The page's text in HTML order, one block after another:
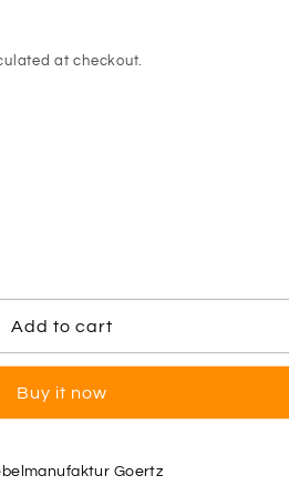
at checkout.
Add to cart
Buy it now
Goertz